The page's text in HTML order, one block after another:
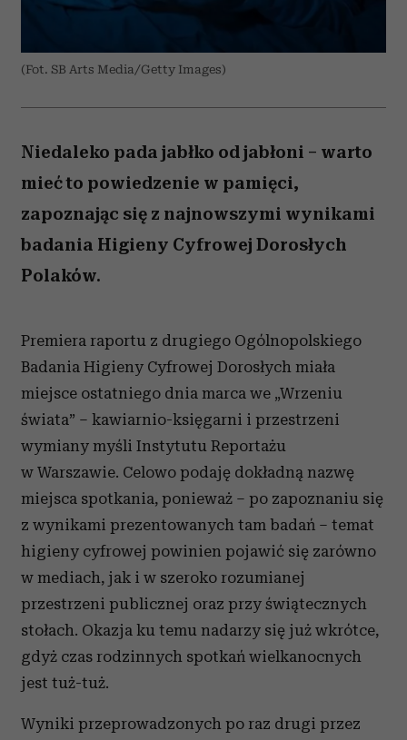
(Fot. SB Arts Media/Getty Images)
Niedaleko pada jabłko od jabłoni – warto
mieć to powiedzenie w pamięci,
zapoznając się z najnowszymi wynikami
badania Higieny Cyfrowej Dorosłych
Polaków.
Premiera raportu z drugiego Ogólnopolskiego
Badania Higieny Cyfrowej Dorosłych miała
miejsce ostatniego dnia marca we „Wrzeniu
świata” – kawiarnio-księgarni i przestrzeni
wymiany myśli Instytutu Reportażu
w Warszawie. Celowo podaję dokładną nazwę
miejsca spotkania, ponieważ – po zapoznaniu się
z wynikami prezentowanych tam badań – temat
higieny cyfrowej powinien pojawić się zarówno
w mediach, jak i w szeroko rozumianej
przestrzeni publicznej oraz przy świątecznych
stołach. Okazja ku temu nadarzy się już wkrótce,
gdyż czas rodzinnych spotkań wielkanocnych
jest tuż-tuż.
Wyniki przeprowadzonych po raz drugi przez